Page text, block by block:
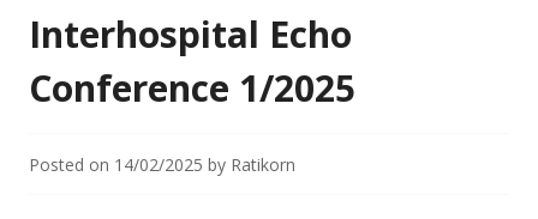
Echocardiography
Interhospital Echo
Conference 1/2025
Posted on 14/02/2025 by Ratikorn